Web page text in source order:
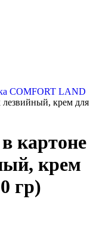
COMFORT LAND
лезвийный, крем для
картоне
крем
гр)